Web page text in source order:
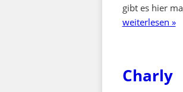
gibt es hier
weiterlesen »
Charly